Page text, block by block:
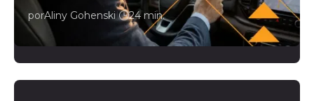
porAliny Gohenski| 24 min.
Leia mais →